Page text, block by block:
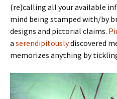
(re)calling all your available
mind being stamped with/by
designs and pictorial claims.
a serendipitouslydiscovered
memorizes anything by